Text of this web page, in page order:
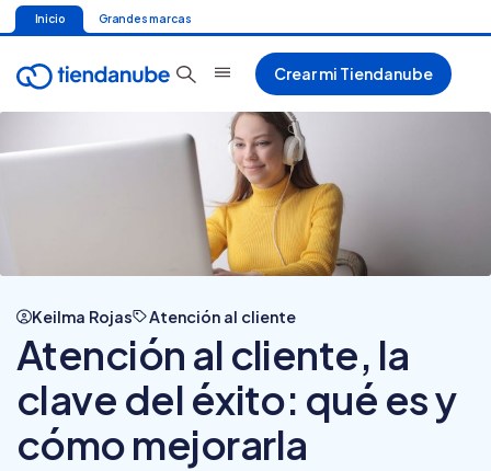
Inicio Grandes marcas
Crear mi Tiendanube
Keilma Rojas Atención al cliente
Atención al cliente, la
clave del éxito: qué es y
cómo mejorarla